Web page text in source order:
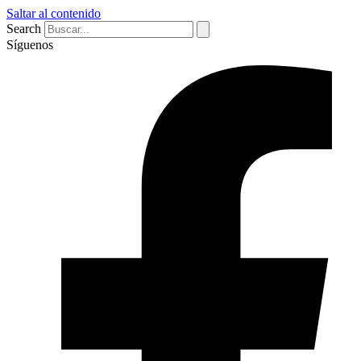
Saltar al contenido
Search
Síguenos